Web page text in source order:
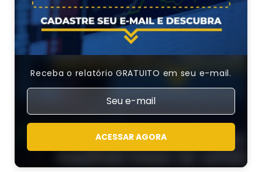
Receba o relatório GRATUITO em seu e-mail.
ACESSAR AGORA